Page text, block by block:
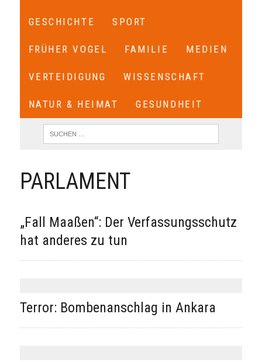
GESCHICHTE SPORT
FRÜHER VOGEL FAMILIE MEDIEN
VERTEIDIGUNG WISSENSCHAFT
NATUR & HEIMAT GESUNDHEIT
PARLAMENT
„Fall Maaßen“: Der Verfassungsschutz
hat anderes zu tun
Terror: Bombenanschlag in Ankara